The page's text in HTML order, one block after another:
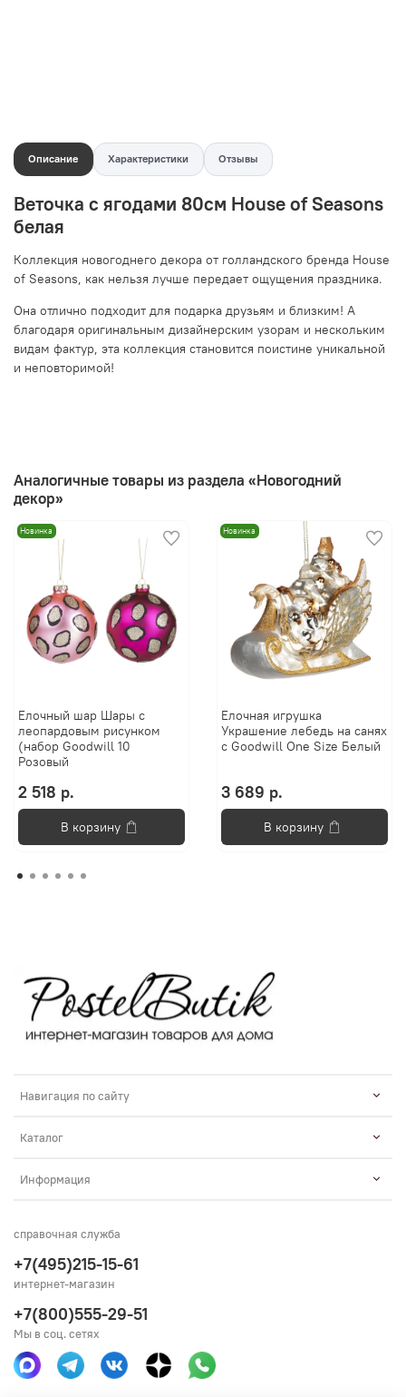
Описание Характеристики Отзывы
Веточка с ягодами 80см House of Seasons
белая
Коллекция новогоднего декора от голландского бренда House
of Seasons, как нельзя лучше передает ощущения праздника.
Она отлично подходит для подарка друзьям и близким! А
благодаря оригинальным дизайнерским узорам и нескольким
видам фактур, эта коллекция становится поистине уникальной
и неповторимой!
Аналогичные товары из раздела «Новогодний
декор»
Новинка
Елочный шар Шары с
леопардовым рисунком
(набор Goodwill 10
Розовый
2 518 р.
В корзину
Новинка
Елочная игрушка
Украшение лебедь на санях
с Goodwill One Size Белый
3 689 р.
В корзину
Навигация по сайту
Каталог
Информация
справочная служба
+7(495)215-15-61
интернет-магазин
+7(800)555-29-51
Мы в соц. сетях